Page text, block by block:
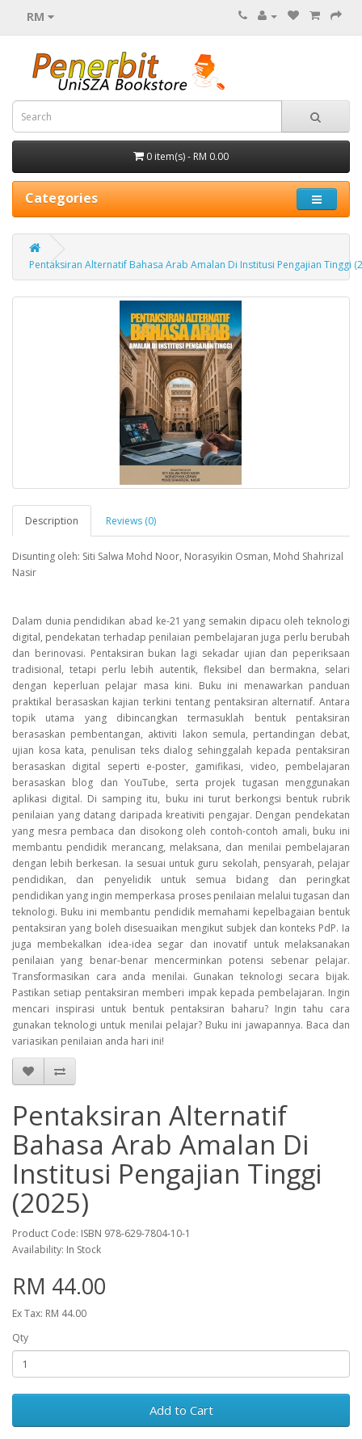
RM
0 item(s) - RM 0.00
Categories
Pentaksiran Alternatif Bahasa Arab Amalan Di Institusi Pengajian Tinggi
Description Reviews (0)
Disunting oleh: Siti Salwa Mohd Noor, Norasyikin Osman, Mohd Shahrizal
Nasir
Dalam dunia pendidikan abad ke-21 yang semakin dipacu oleh teknologi
digital, pendekatan terhadap penilaian pembelajaran juga perlu berubah
dan berinovasi. Pentaksiran bukan lagi sekadar ujian dan peperiksaan
tradisional, tetapi perlu lebih autentik, fleksibel dan bermakna, selari
dengan keperluan pelajar masa kini. Buku ini menawarkan panduan
praktikal berasaskan kajian terkini tentang pentaksiran alternatif. Antara
topik utama yang dibincangkan termasuklah bentuk pentaksiran
berasaskan pembentangan, aktiviti lakon semula, pertandingan debat,
ujian kosa kata, penulisan teks dialog sehinggalah kepada pentaksiran
berasaskan digital seperti e-poster, gamifikasi, video, pembelajaran
berasaskan blog dan YouTube, serta projek tugasan menggunakan
aplikasi digital. Di samping itu, buku ini turut berkongsi bentuk rubrik
penilaian yang datang daripada kreativiti pengajar. Dengan pendekatan
yang mesra pembaca dan disokong oleh contoh-contoh amali, buku ini
membantu pendidik merancang, melaksana, dan menilai pembelajaran
dengan lebih berkesan. Ia sesuai untuk guru sekolah, pensyarah, pelajar
pendidikan, dan penyelidik untuk semua bidang dan peringkat
pendidikan yang ingin memperkasa proses penilaian melalui tugasan dan
teknologi. Buku ini membantu pendidik memahami kepelbagaian bentuk
pentaksiran yang boleh disesuaikan mengikut subjek dan konteks PdP. Ia
juga membekalkan idea-idea segar dan inovatif untuk melaksanakan
penilaian yang benar-benar mencerminkan potensi sebenar pelajar.
Transformasikan cara anda menilai. Gunakan teknologi secara bijak.
Pastikan setiap pentaksiran memberi impak kepada pembelajaran. Ingin
mencari inspirasi untuk bentuk pentaksiran baharu? Ingin tahu cara
gunakan teknologi untuk menilai pelajar? Buku ini jawapannya. Baca dan
variasikan penilaian anda hari ini!
Pentaksiran Alternatif
Bahasa Arab Amalan Di
Institusi Pengajian Tinggi
(2025)
Product Code: ISBN 978-629-7804-10-1
Availability: In Stock
RM 44.00
Ex Tax: RM 44.00
Qty
Add to Cart